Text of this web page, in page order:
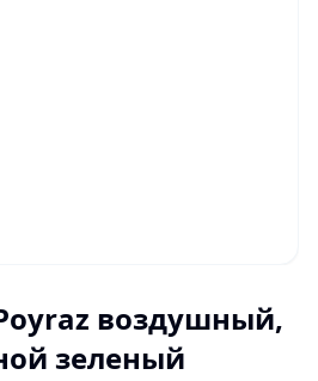
воздушный,
зеленый